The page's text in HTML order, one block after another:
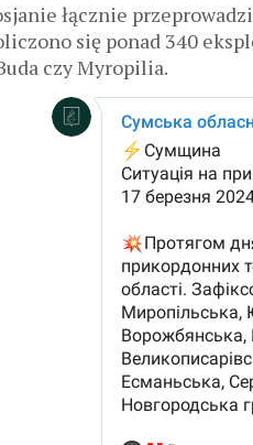
łącznie
się ponad 340
czy Myropilia.